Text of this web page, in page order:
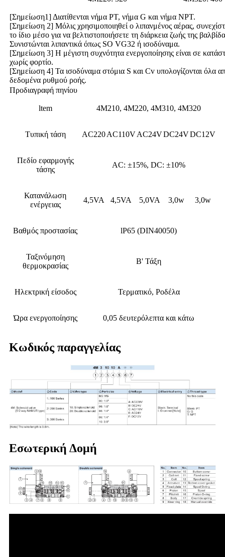
[Σημείωση1] Διατίθενται νήμα PT, νήμα G και νήμα NPT.
[Σημείωση 2] Μόλις χρησιμοποιηθεί ο λιπανμένος αέρας,
το ίδιο μέσο για να βελτιστοποιήσετε τη διάρκεια ζωής της
Συνιστώνται λιπαντικά όπως SO VG32 ή ισοδύναμα.
[Σημείωση 3] Η μέγιστη συχνότητα ενεργοποίησης είναι σε
χωρίς φορτίο.
[Σημείωση 4] Τα ισοδύναμα στόμια S και Cv υπολογίζονται όλα
δεδομένα ρυθμού ροής.
Προδιαγραφή πηνίου
ltem 4M210, 4M220, 4M310, 4M320
Τυπική τάση AC220AC110VAC24VDC24VDC12V
Πεδίο εφαρμογής
τάσης
AC: ±15%, DC: ±10%
Κατανάλωση
ενέργειας
4,5VA 4,5VA 5,0VA 3,0w 3,0w
Βαθμός προστασίας lP65 (DIN40050)
Ταξινόμηση
θερμοκρασίας
Β' Τάξη
Ηλεκτρική είσοδος Τερματικό, Ροδέλα
Ώρα ενεργοποίησης 0,05 δευτερόλεπτα και κάτω
Κωδικός παραγγελίας
Εσωτερική Δομή